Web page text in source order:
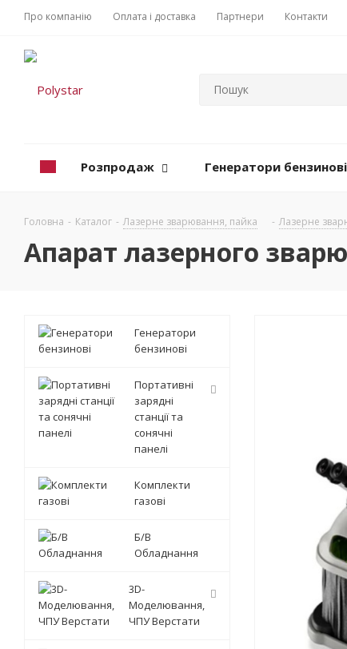
Про компанію Оплата і доставка Партнери Контакти
Розпродаж Генератори бензинові
Головна - Каталог - Лазерне зварювання, пайка - Лазерне
Апарат лазерного
Генератори
бензинові
Портативні
зарядні
станції та
сонячні
панелі
Комплекти
газові
Б/В
Обладнання
3D-
Моделювання,
ЧПУ Верстати